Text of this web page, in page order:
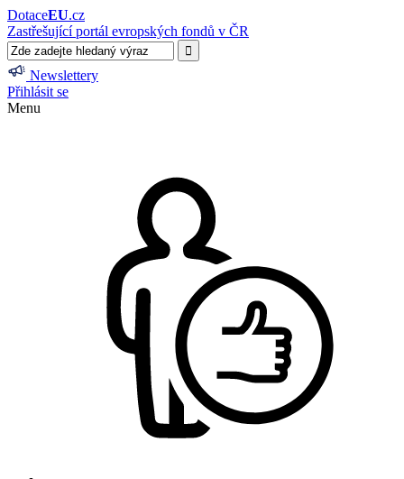
DotaceEU.cz
Zastřešující portál evropských fondů v ČR
Newslettery
Přihlásit se
Menu